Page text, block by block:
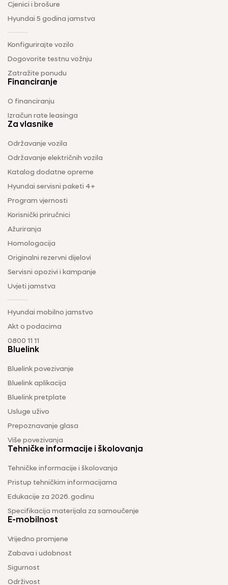
Cjenici i brošure
Hyundai 5 godina jamstva
Konfigurirajte vozilo
Dogovorite testnu vožnju
Zatražite ponudu
Financiranje
O financiranju
Izračun rate leasinga
Za vlasnike
Održavanje vozila
Održavanje električnih vozila
Katalog dodatne opreme
Hyundai servisni paketi 4+
Program vjernosti
Korisnički priručnici
Ažuriranja
Homologacija
Originalni rezervni dijelovi
Servisni opozivi i kampanje
Uvjeti jamstva
Hyundai mobilno jamstvo
Akt o podacima
0800 11 11
Bluelink
Bluelink povezivanje
Bluelink aplikacija
Bluelink pretplate
Usluge uživo
Prepoznavanje glasa
Više povezivanja
Tehničke informacije i školovanja
Tehničke informacije i školovanja
Pristup tehničkim informacijama
Edukacije za 2026. godinu
Specifikacija materijala za samoučenje
E-mobilnost
Vrijedno promjene
Zabava i udobnost
Sigurnost
Održivost